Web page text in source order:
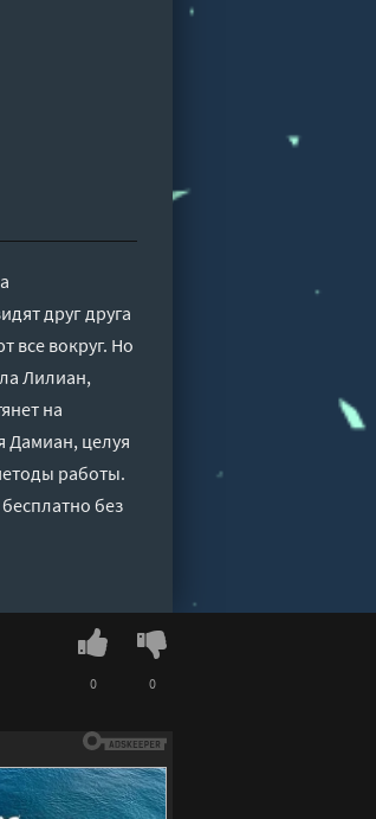
друг друга
все вокруг. Но
Лилиан,
на
Дамиан, целуя
работы.
без
0 0